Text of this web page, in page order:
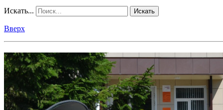
Искать... Искать
Вверх